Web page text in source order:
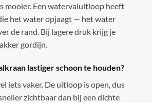
mooier. Een watervaluitloop heeft
het water opjaagt — het water
de rand. Bij lagere druk krijg je
gordijn.
lastiger schoon te houden?
iets vaker. De uitloop is open, dus
zichtbaar dan bij een dichte